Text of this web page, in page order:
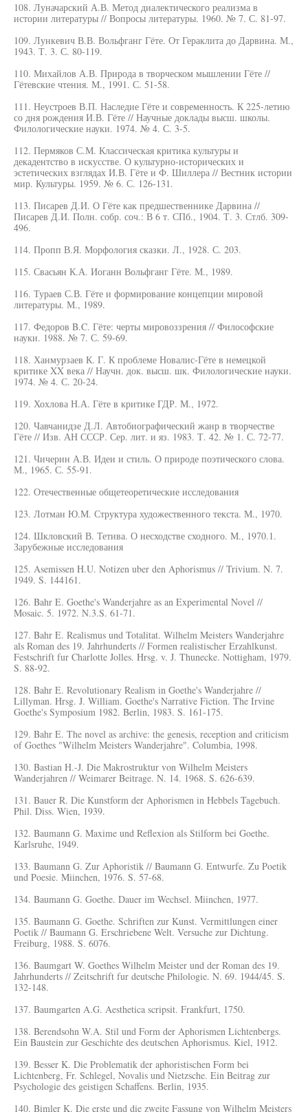
108. Луначарский А.В. Метод диалектического реализма в
истории литературы // Вопросы литературы. 1960. № 7. С. 81-97.
109. Лункевич В.В. Вольфганг Гёте. От Гераклита до Дарвина. М.,
1943. Т. 3. С. 80-119.
110. Михайлов А.В. Природа в творческом мышлении Гёте //
Гётевские чтения. М., 1991. С. 51-58.
111. Неустроев В.П. Наследие Гёте и современность. К 225-летию
со дня рождения И.В. Гёте // Научные доклады высш. школы.
Филологические науки. 1974. № 4. С. 3-5.
112. Пермяков С.М. Классическая критика культуры и
декадентство в искусстве. О культурно-исторических и
эстетических взглядах И.В. Гёте и Ф. Шиллера // Вестник истории
мир. Культуры. 1959. № 6. С. 126-131.
113. Писарев Д.И. О Гёте как предшественнике Дарвина //
Писарев Д.И. Полн. собр. соч.: В 6 т. СПб., 1904. Т. 3. Стлб. 309-
496.
114. Пропп В.Я. Морфология сказки. Л., 1928. С. 203.
115. Свасьян К.А. Иоганн Вольфганг Гёте. М., 1989.
116. Тураев С.В. Гёте и формирование концепции мировой
литературы. М., 1989.
117. Федоров B.C. Гёте: черты мировоззрения // Философские
науки. 1988. № 7. С. 59-69.
118. Ханмурзаев К. Г. К проблеме Новалис-Гёте в немецкой
критике XX века // Научн. док. высш. шк. Филологические науки.
1974. № 4. С. 20-24.
119. Хохлова Н.А. Гёте в критике ГДР. М., 1972.
120. Чавчанидзе Д.Л. Автобиографический жанр в творчестве
Гёте // Изв. АН СССР. Сер. лит. и яз. 1983. Т. 42. № 1. С. 72-77.
121. Чичерин А.В. Идеи и стиль. О природе поэтического слова.
М., 1965. С. 55-91.
122. Отечественные общетеоретические исследования
123. Лотман Ю.М. Структура художественного текста. М., 1970.
124. Шкловский В. Тетива. О несходстве сходного. М., 1970.1.
Зарубежные исследования
125. Asemissen H.U. Notizen uber den Aphorismus // Trivium. N. 7.
1949. S. 144161.
126. Bahr E. Goethe's Wanderjahre as an Experimental Novel //
Mosaic. 5. 1972. N.3.S. 61-71.
127. Bahr E. Realismus und Totalitat. Wilhelm Meisters Wanderjahre
als Roman des 19. Jahrhunderts // Formen realistischer Erzahlkunst.
Festschrift fur Charlotte Jolles. Hrsg. v. J. Thunecke. Nottigham, 1979.
S. 88-92.
128. Bahr E. Revolutionary Realism in Goethe's Wanderjahre //
Lillyman. Hrsg. J. William. Goethe's Narrative Fiction. The Irvine
Goethe's Symposium 1982. Berlin, 1983. S. 161-175.
129. Bahr E. The novel as archive: the genesis, reception and criticism
of Goethes "Wilhelm Meisters Wanderjahre". Columbia, 1998.
130. Bastian H.-J. Die Makrostruktur von Wilhelm Meisters
Wanderjahren // Weimarer Beitrage. N. 14. 1968. S. 626-639.
131. Bauer R. Die Kunstform der Aphorismen in Hebbels Tagebuch.
Phil. Diss. Wien, 1939.
132. Baumann G. Maxime und Reflexion als Stilform bei Goethe.
Karlsruhe, 1949.
133. Baumann G. Zur Aphoristik // Baumann G. Entwurfe. Zu Poetik
und Poesie. Miinchen, 1976. S. 57-68.
134. Baumann G. Goethe. Dauer im Wechsel. Miinchen, 1977.
135. Baumann G. Goethe. Schriften zur Kunst. Vermittlungen einer
Poetik // Baumann G. Erschriebene Welt. Versuche zur Dichtung.
Freiburg, 1988. S. 6076.
136. Baumgart W. Goethes Wilhelm Meister und der Roman des 19.
Jahrhunderts // Zeitschrift fur deutsche Philologie. N. 69. 1944/45. S.
132-148.
137. Baumgarten A.G. Aesthetica scripsit. Frankfurt, 1750.
138. Berendsohn W.A. Stil und Form der Aphorismen Lichtenbergs.
Ein Baustein zur Geschichte des deutschen Aphorismus. Kiel, 1912.
139. Besser K. Die Problematik der aphoristischen Form bei
Lichtenberg, Fr. Schlegel, Novalis und Nietzsche. Ein Beitrag zur
Psychologie des geistigen Schaffens. Berlin, 1935.
140. Bimler K. Die erste und die zweite Fassung von Wilhelm Meisters